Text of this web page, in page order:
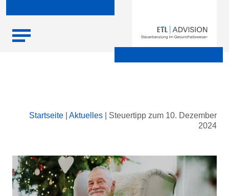
Startseite Aktuelles
Steuertipp zum 10. Dezember
2024